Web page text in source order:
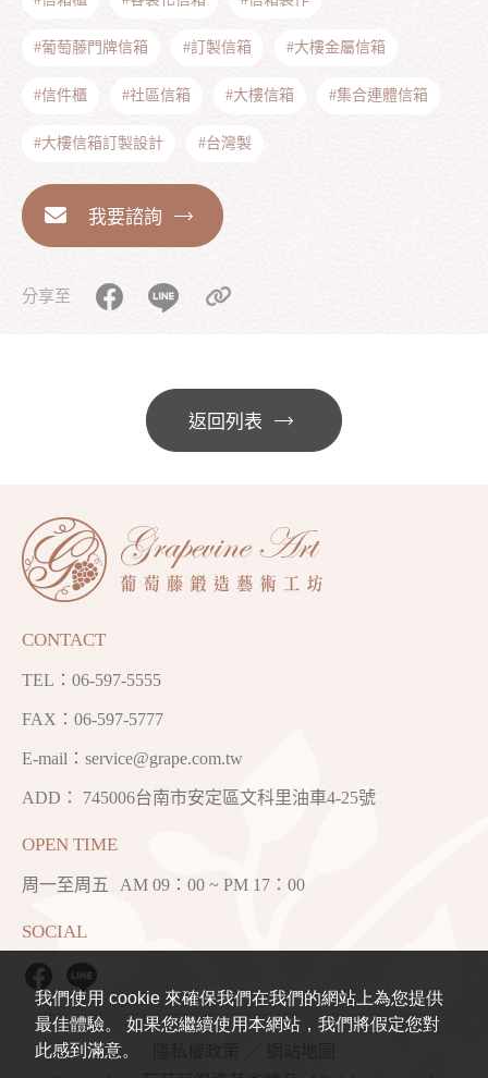
我們使用 cookie 來確保我們在我們的網站上為您提供
最佳體驗。 如果您繼續使用本網站，我們將假定您對
此感到滿意。
#葡萄藤門牌信箱 #訂製信箱 #大樓金屬信箱
#信件櫃 #社區信箱 #大樓信箱 #集合連體信箱
#大樓信箱訂製設計 #台灣製
我要諮詢
分享至
返回列表
CONTACT
TEL： 06-597-5555
FAX：06-597-5777
E-mail： service@grape.com.tw
ADD： 745006台南市安定區文科里油車4-25號
OPEN TIME
周一至周五 AM 09：00 ~ PM 17：00
SOCIAL